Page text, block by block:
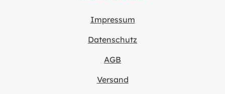
Impressum
Datenschutz
AGB
Versand